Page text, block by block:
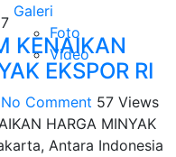
Galeri
Foto
Video
KENAIKAN
EKSPOR RI
No Comment 57 Views
HARGA MINYAK
Antara Indonesia